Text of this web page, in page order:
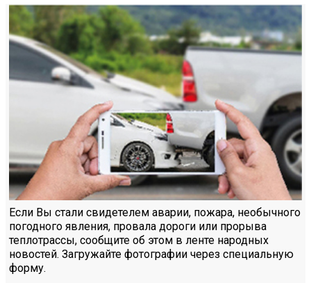
Если Вы стали свидетелем аварии, пожара, необычного
погодного явления, провала дороги или прорыва
теплотрассы, сообщите об этом в ленте народных
новостей. Загружайте фотографии через специальную
форму.